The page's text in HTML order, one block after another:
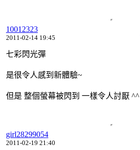
10012323
2011-02-14 19:45
七彩閃光彈
是很令人感到新體驗~
但是 整個螢幕被閃到 一樣令人討厭 ^^
girl28299054
2011-02-19 21:40